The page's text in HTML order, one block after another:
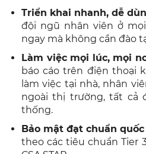
Triển khai nhanh, dễ
đội ngũ nhân viên ở
ngay mà không cần đào
Làm việc mọi lúc, mọi
báo cáo trên điện thoại
làm việc tại nhà, nhân
ngoài thị trường, tất cả
thống.
Bảo mật đạt chuẩn
theo các tiêu chuẩn Tier